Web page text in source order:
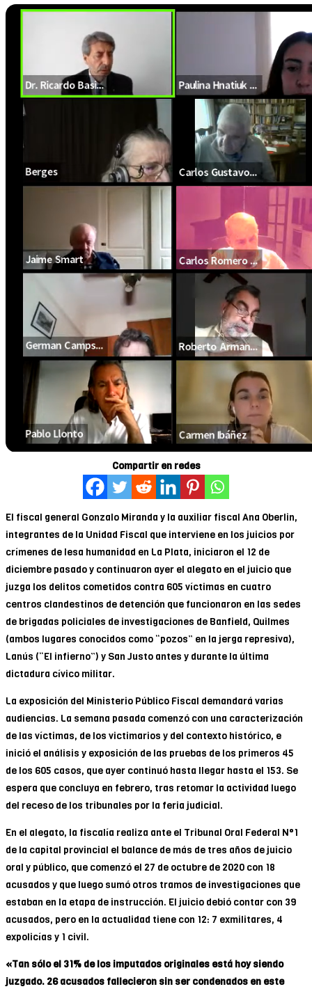
Compartir en redes
El fiscal general Gonzalo Miranda y la auxiliar fiscal Ana Oberlin,
integrantes de la Unidad Fiscal que interviene en los juicios por
crímenes de lesa humanidad en La Plata, iniciaron el 12 de
diciembre pasado y continuaron ayer el alegato en el juicio que
juzga los delitos cometidos contra 605 víctimas en cuatro
centros clandestinos de detención que funcionaron en las sedes
de brigadas policiales de investigaciones de Banfield, Quilmes
(ambos lugares conocidos como “pozos” en la jerga represiva),
Lanús (“El infierno”) y San Justo antes y durante la última
dictadura cívico militar.
La exposición del Ministerio Público Fiscal demandará varias
audiencias. La semana pasada comenzó con una caracterización
de las víctimas, de los victimarios y del contexto histórico, e
inició el análisis y exposición de las pruebas de los primeros 45
de los 605 casos, que ayer continuó hasta llegar hasta el 153. Se
espera que concluya en febrero, tras retomar la actividad luego
del receso de los tribunales por la feria judicial.
En el alegato, la fiscalía realiza ante el Tribunal Oral Federal N°1
de la capital provincial el balance de más de tres años de juicio
oral y público, que comenzó el 27 de octubre de 2020 con 18
acusados y que luego sumó otros tramos de investigaciones que
estaban en la etapa de instrucción. El juicio debió contar con 39
acusados, pero en la actualidad tiene con 12: 7 exmilitares, 4
expolicías y 1 civil.
«Tan sólo el 31% de los imputados originales está hoy siendo
juzgado. 26 acusados fallecieron sin ser condenados en este